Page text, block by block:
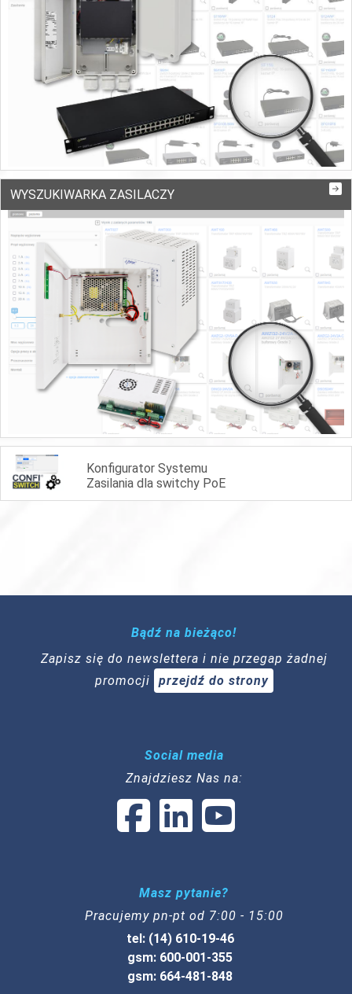
WYSZUKIWARKA ZASILACZY
Konfigurator Systemu
Zasilania dla switchy PoE
Bądź na bieżąco!
Zapisz się do newslettera i nie przegap żadnej
promocji
przejdź do strony
Social media
Znajdziesz Nas na:
Masz pytanie?
Pracujemy pn-pt od 7:00 - 15:00
tel: (14) 610-19-46
gsm: 600-001-355
gsm: 664-481-848